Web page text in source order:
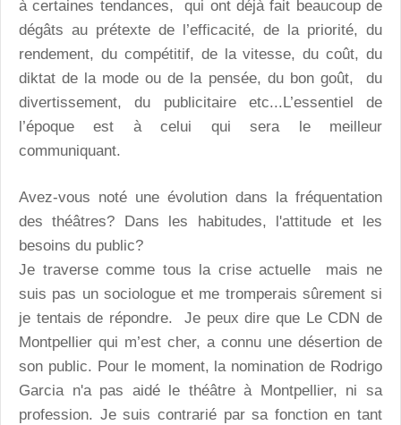
à certaines tendances, qui ont déjà fait beaucoup de
dégâts au prétexte de l’efficacité, de la priorité, du
rendement, du compétitif, de la vitesse, du coût, du
diktat de la mode ou de la pensée, du bon goût, du
divertissement, du publicitaire etc...L’essentiel de
l’époque est à celui qui sera le meilleur
communiquant.
Avez-vous noté une évolution dans la fréquentation
des théâtres? Dans les habitudes, l'attitude et les
besoins du public?
Je traverse comme tous la crise actuelle mais ne
suis pas un sociologue et me tromperais sûrement si
je tentais de répondre. Je peux dire que Le CDN de
Montpellier qui m’est cher, a connu une désertion de
son public. Pour le moment, la nomination de Rodrigo
Garcia n'a pas aidé le théâtre à Montpellier, ni sa
profession. Je suis contrarié par sa fonction en tant